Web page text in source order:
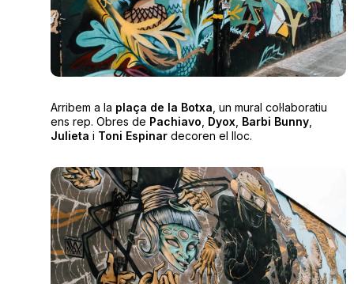
Arribem a la plaça de la Botxa , un mural col·laboratiu
ens rep. Obres de Pachiavo Dyox, Barbi Bunny,
Julieta i Toni Espinardecoren el lloc.